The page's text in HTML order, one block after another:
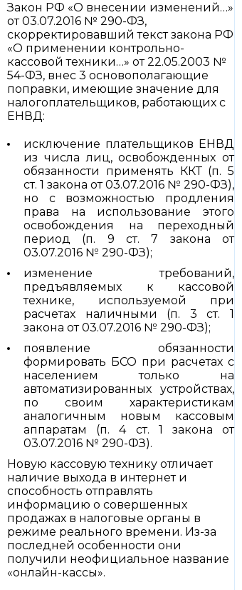
Закон РФ «О внесении изменений…»
от 03.07.2016 № 290-ФЗ,
скорректировавший текст закона РФ
«О применении контрольно-
кассовой техники…» от 22.05.2003 №
54-ФЗ, внес 3 основополагающие
поправки, имеющие значение для
налогоплательщиков, работающих с
ЕНВД:
исключение плательщиков ЕНВД
из числа лиц, освобожденных от
обязанности применять ККТ (п. 5
ст. 1 закона от 03.07.2016 № 290-ФЗ),
но с возможностью продления
права на использование этого
освобождения на переходный
период (п. 9 ст. 7 закона от
03.07.2016 № 290-ФЗ);
изменение требований,
предъявляемых к кассовой
технике, используемой при
расчетах наличными (п. 3 ст. 1
закона от 03.07.2016 № 290-ФЗ);
появление обязанности
формировать БСО при расчетах с
населением только на
автоматизированных устройствах,
по своим характеристикам
аналогичным новым кассовым
аппаратам (п. 4 ст. 1 закона от
03.07.2016 № 290-ФЗ).
Новую кассовую технику отличает
наличие выхода в интернет и
способность отправлять
информацию о совершенных
продажах в налоговые органы в
режиме реального времени. Из-за
последней особенности они
получили неофициальное название
«онлайн-кассы».